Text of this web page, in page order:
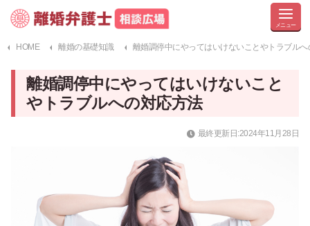
HOME 離婚の基礎知識 離婚調停中にやってはいけないことやトラブルへ
離婚調停中にやってはいけないこと
やトラブルへの対応方法
最終更新日:2024年11月28日